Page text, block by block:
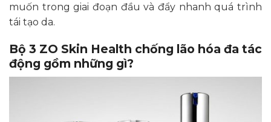
muốn trong giai đoạn đầu và đẩy nhanh quá trình
tái tạo da.
Bộ 3 ZO Skin Health chống lão hóa đa tác
động gồm những gì?